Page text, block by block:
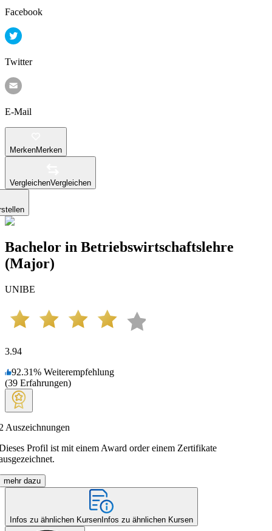
Facebook
Twitter
E-Mail
MerkenMerken
VergleichenVergleichen
Bachelor in Betriebswirtschaftslehre
(Major)
UNIBE
3.94
92.31% Weiterempfehlung
(39 Erfahrungen)
Auszeichnungen
Profil ist mit einem Award order einem Zertifikate
mehr dazu
Infos zu ähnlichen Kursen Infos zu ähnlichen Kursen